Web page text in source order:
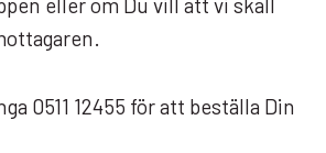
eller om Du vill att vi skall
0511 12455 för att beställa Din